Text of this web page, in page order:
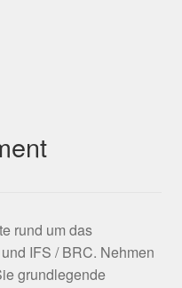
rund um das
IFS / BRC. Nehmen
grundlegende